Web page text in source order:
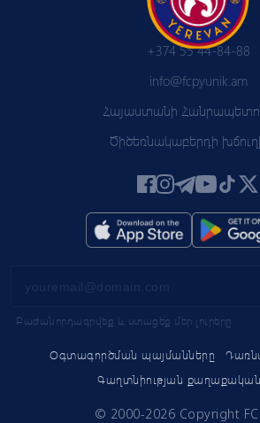
Օգտագործման պայմանները
Գաղտնիության
+374 55 44-84-88
info@fcpyunik.am
Հայաստանի
Ծիծեռնակաբերդի
Բաժանորդագրվեք և ստացեք մեր լուրերը
© 2000-2026 Copyright